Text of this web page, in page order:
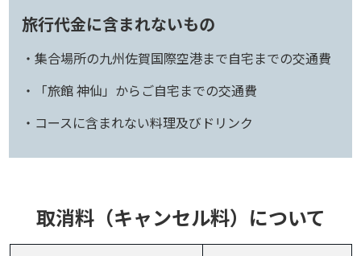
旅行代金に含まれないもの
・集合場所の九州佐賀国際空港まで自宅までの交通費
・「旅館 神仙」からご自宅までの交通費
・コースに含まれない料理及びドリンク
取消料（キャンセル料）について